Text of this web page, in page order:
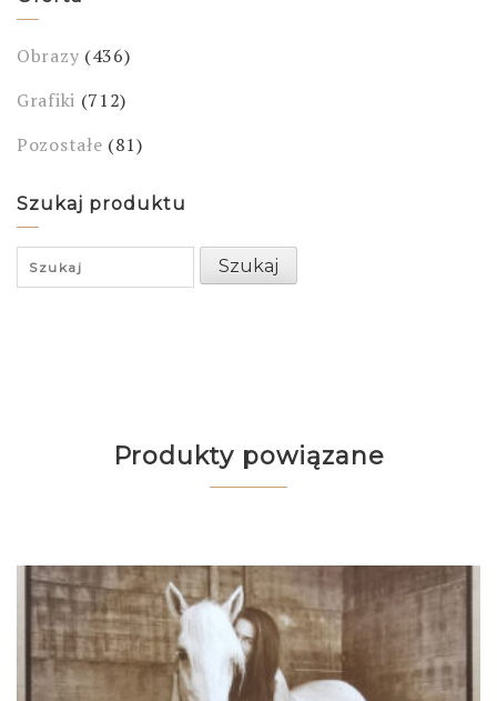
Obrazy (436)
Grafiki (712)
Pozostałe (81)
Szukaj produktu
Search
Szukaj
Produkty powiązane